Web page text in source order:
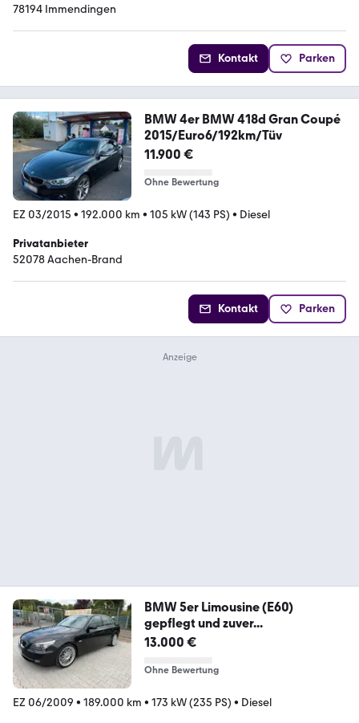
78194 Immendingen
Kontakt Parken
BMW 4er BMW 418d Gran Coupé
2015/Euro6/192km/Tüv
11.900 €
Ohne Bewertung
EZ 03/2015 • 192.000 km • 105 kW (143 PS) • Diesel
Privatanbieter
52078 Aachen-Brand
Kontakt Parken
BMW 5er Limousine (E60)
gepflegt und zuver...
13.000 €
Ohne Bewertung
EZ 06/2009 • 189.000 km • 173 kW (235 PS) • Diesel